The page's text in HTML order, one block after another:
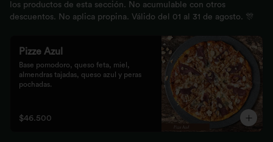
los productos de esta sección. No acumulable con otros
descuentos. No aplica propina. Válido del 01 al 31 de agosto. 🎊
Pizze Azul
Base pomodoro, queso feta, miel,
almendras tajadas, queso azul y peras
pochadas.
$46.500